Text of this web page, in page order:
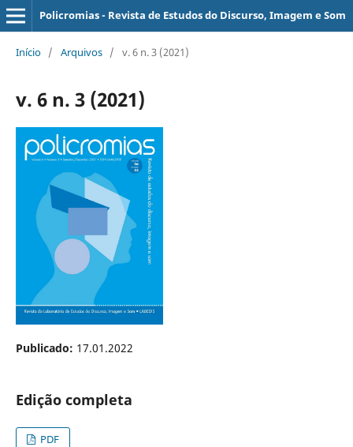
Policromias - Revista de Estudos do Discurso, Imagem e Som
Início / Arquivos / v. 6 n. 3 (2021)
v. 6 n. 3 (2021)
Publicado: 17.01.2022
Edição completa
PDF